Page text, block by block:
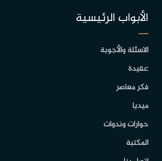
الأبواب الرئيسية
الاسئلة والأجوبة
عقيدة
فكر معاصر
ميديا
حوارات وندوات
المكتبة